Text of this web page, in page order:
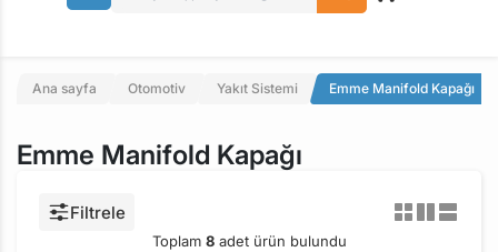
Ana sayfa Otomotiv Yakıt Sistemi Emme Manifold Kapağı
Emme Manifold Kapağı
Filtrele
Toplam 8adet ürün bulundu